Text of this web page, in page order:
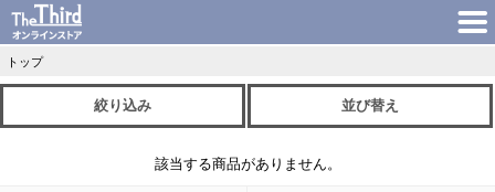
トップ
絞り込み 並び替え
該当する商品がありません。